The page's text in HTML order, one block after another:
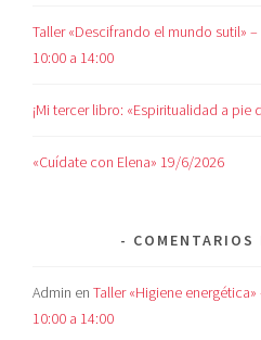
Taller «Descifrando el mundo sutil»
10:00 a 14:00
¡Mi tercer libro: «Espiritualidad a pie
«Cuídate con Elena» 19/6/2026
COMENTARIOS
Admin enTaller «Higiene
10:00 a 14:00